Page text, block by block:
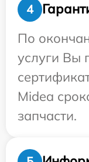
4
По
услуги Вы
Midea
запчасти.